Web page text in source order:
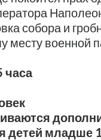
собора и
месту военной
часа
детей младше